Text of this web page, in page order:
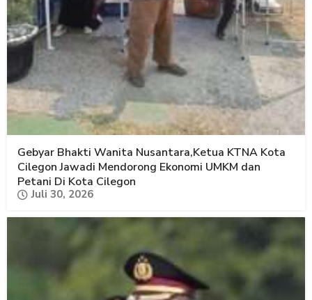
Gebyar Bhakti Wanita Nusantara,Ketua KTNA Kota
Cilegon Jawadi Mendorong Ekonomi UMKM dan
Petani Di Kota Cilegon
Juli 30, 2026